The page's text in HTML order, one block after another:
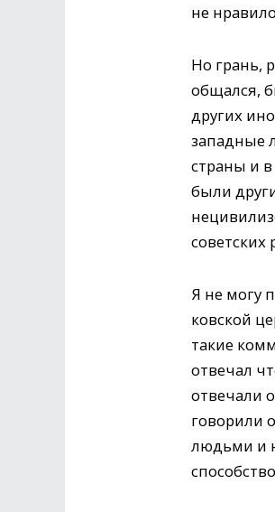
не
Но грань,
общался,
других
западные
страны и
были
Я не могу
ковской
такие
отвечал
отвечали
говорили
людьми и